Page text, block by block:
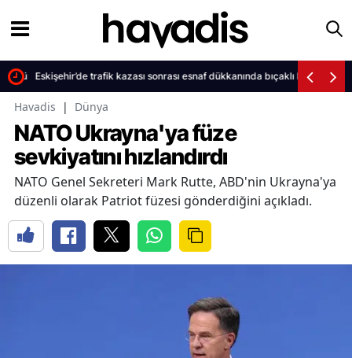
Eskişehir’de trafik kazası sonrası esnaf dükkanında bıçaklı kavga çıktı
Havadis | Dünya
NATO Ukrayna'ya füze
sevkiyatını hızlandırdı
NATO Genel Sekreteri Mark Rutte, ABD'nin Ukrayna'ya
düzenli olarak Patriot füzesi gönderdiğini açıkladı.